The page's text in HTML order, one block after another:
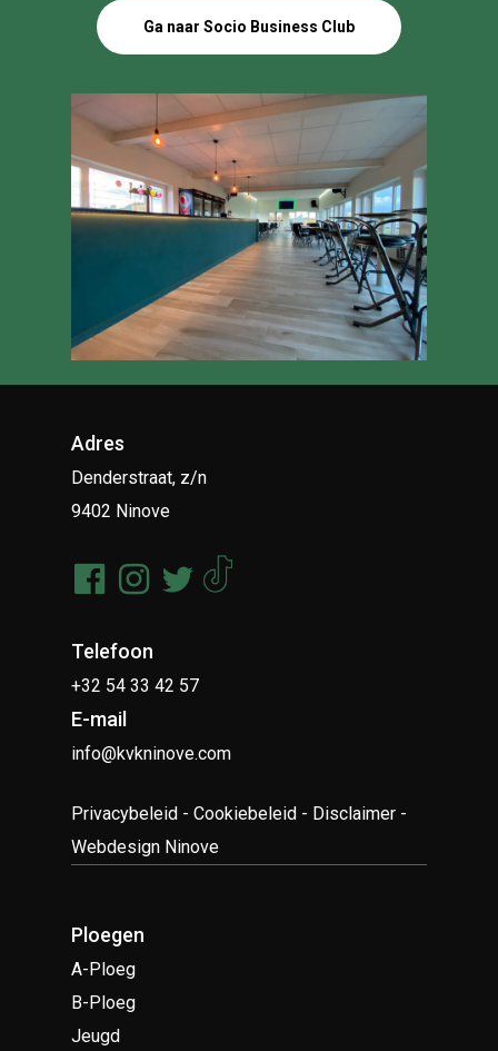
Ga naar Socio Business Club
Adres
Denderstraat, z/n
9402 Ninove
Telefoon
+32 54 33 42 57
E-mail
info@kvkninove.com
Privacybeleid -Cookiebeleid - Disclaimer -
Webdesign Ninove
Ploegen
A-Ploeg
B-Ploeg
Jeugd